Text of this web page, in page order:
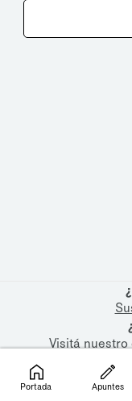
Visitá nuestro
Portada Apuntes